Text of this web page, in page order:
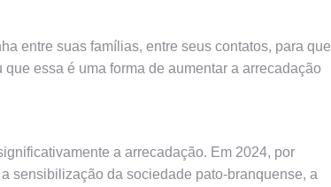
entre suas famílias, entre seus contatos, para que
essa é uma forma de aumentar a arrecadação
a arrecadação. Em 2024, por
sensibilização da sociedade pato-branquense, a